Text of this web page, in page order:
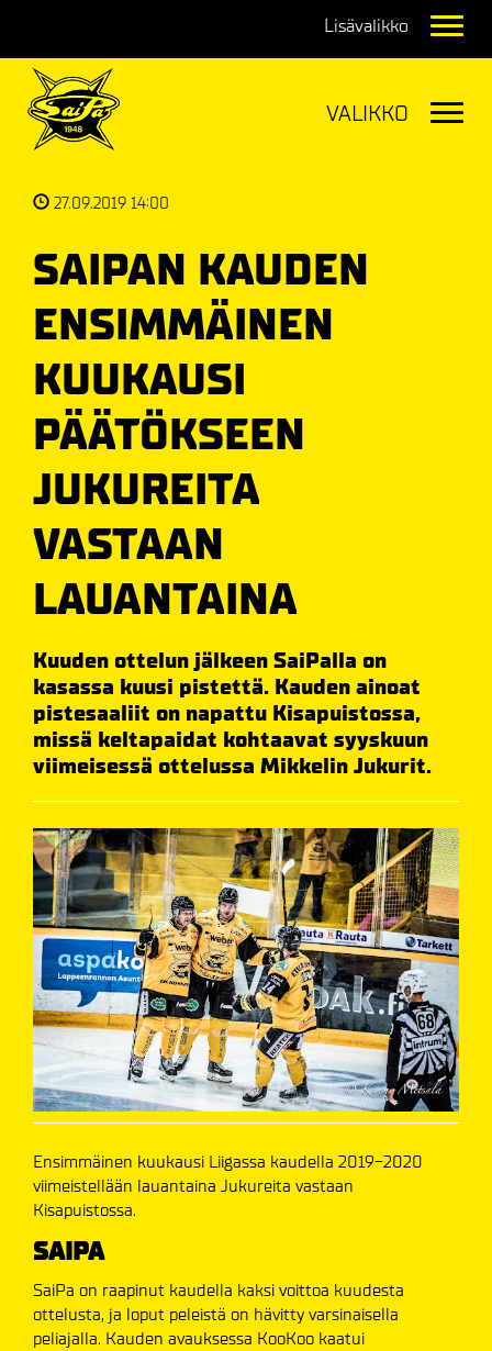
27.09.2019 14:00
SAIPAN KAUDEN
ENSIMMÄINEN
KUUKAUSI
PÄÄTÖKSEEN
JUKUREITA
VASTAAN
LAUANTAINA
Kuuden ottelun jälkeen SaiPalla on
kasassa kuusi pistettä. Kauden ainoat
pistesaaliit on napattu Kisapuistossa,
missä keltapaidat kohtaavat syyskuun
viimeisessä ottelussa Mikkelin Jukurit.
Ensimmäinen kuukausi Liigassa kaudella 2019-2020
viimeistellään lauantaina Jukureita vastaan
Kisapuistossa.
SAIPA
SaiPa on raapinut kaudella kaksi voittoa kuudesta
ottelusta, ja loput peleistä on hävitty varsinaisella
peliajalla. Kauden avauksessa KooKoo kaatui